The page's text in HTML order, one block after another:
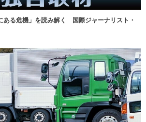
ある危機」を読み解く 国際ジャーナリスト・